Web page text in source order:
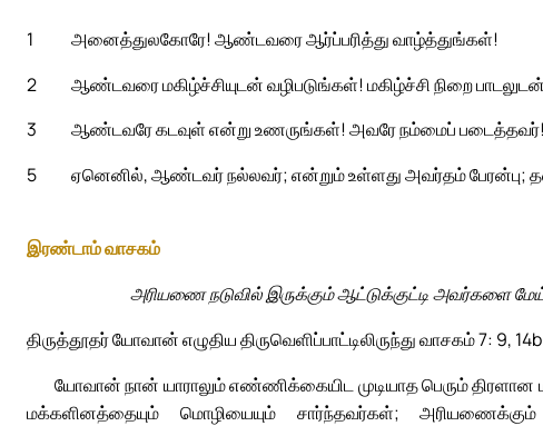
1
அனைத்துலகோரே! ஆண்டவரை ஆர்ப்பரித்து வாழ்த்துங்கள்!
2
ஆண்டவரை மகிழ்ச்சியுடன் வழிபடுங்கள்! மகிழ்ச்சி நிறை
3
ஆண்டவரே கடவுள் என்று உணருங்கள்! அவரே நம்மைப்
5
ஏனெனில், ஆண்டவர் நல்லவர்; என்றும் உள்ளது அவர்தம் பேரன்பு;
இரண்டாம் வாசகம்
அரியணை நடுவில் இருக்கும் ஆட்டுக்குட்டி அவர்களை
திருத்தூதர் யோவான் எழுதிய திருவெளிப்பாட்டிலிருந்து வாசகம் 7: 9,
யோவான் நான் யாராலும் எண்ணிக்கையிட முடியாத பெரும்
மக்களினத்தையும் மொழியையும் சார்ந்தவர்கள்; அரியணைக்கும்